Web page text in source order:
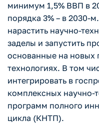
минимум 1,5% ВВП в
порядка 3% – в 2030-
нарастить научно-
заделы и запустить
основанные на новых
технологиях. В том
интегрировать в
комплексных научно-
программ полного
цикла (КНТП).